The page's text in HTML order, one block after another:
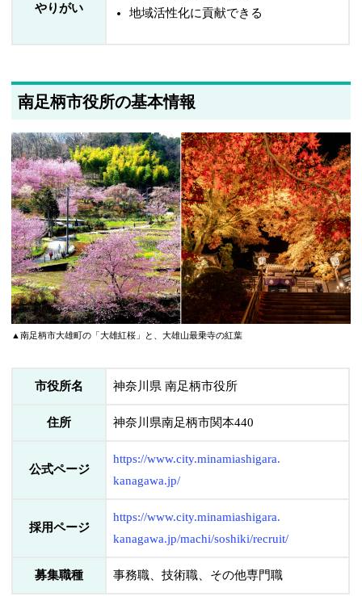
やりがい
地域活性化に貢献できる
南足柄市役所の基本情報
▲南足柄市大雄町の「大雄紅桜」と、大雄山最乗寺の紅葉
市役所名 神奈川県 南足柄市役所
住所 神奈川県南足柄市関本440
公式ページ
https://www.city.minamiashigara.
kanagawa.jp/
採用ページ
https://www.city.minamiashigara.
kanagawa.jp/machi/soshiki/recruit/
募集職種 事務職、技術職、その他専門職